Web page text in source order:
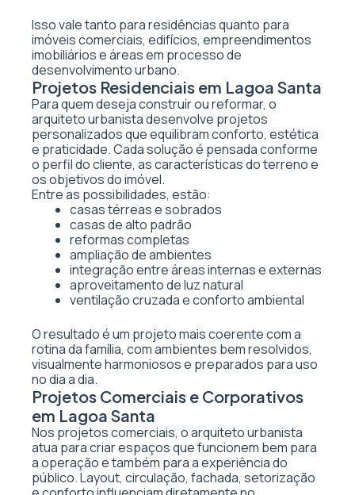
Isso vale tanto para residências quanto para
imóveis comerciais, edifícios, empreendimentos
imobiliários e áreas em processo de
desenvolvimento urbano.
Projetos Residenciais em Lagoa Santa
Para quem deseja construir ou reformar, o
arquiteto urbanista desenvolve projetos
personalizados que equilibram conforto, estética
e praticidade. Cada solução é pensada conforme
o perfil do cliente, as características do terreno e
os objetivos do imóvel.
Entre as possibilidades, estão:
casas térreas e sobrados
casas de alto padrão
reformas completas
ampliação de ambientes
integração entre áreas internas e externas
aproveitamento de luz natural
ventilação cruzada e conforto ambiental
O resultado é um projeto mais coerente com a
rotina da família, com ambientes bem resolvidos,
visualmente harmoniosos e preparados para uso
no dia a dia.
Projetos Comerciais e Corporativos
em Lagoa Santa
Nos projetos comerciais, o arquiteto urbanista
atua para criar espaços que funcionem bem para
a operação e também para a experiência do
público. Layout, circulação, fachada, setorização